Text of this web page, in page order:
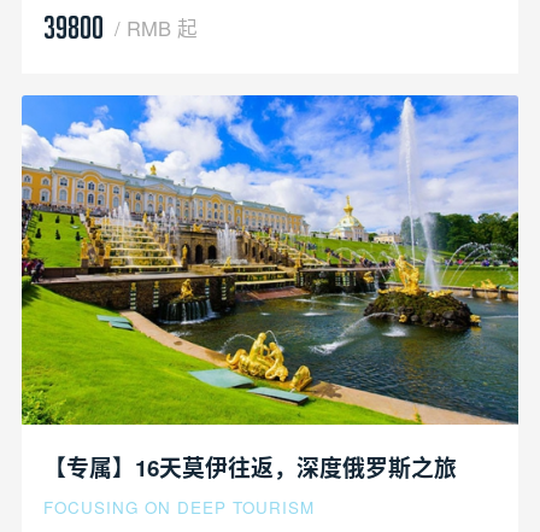
39800 / RMB 起
【专属】16天莫伊往返，深度俄罗斯之旅
FOCUSING ON DEEP TOURISM